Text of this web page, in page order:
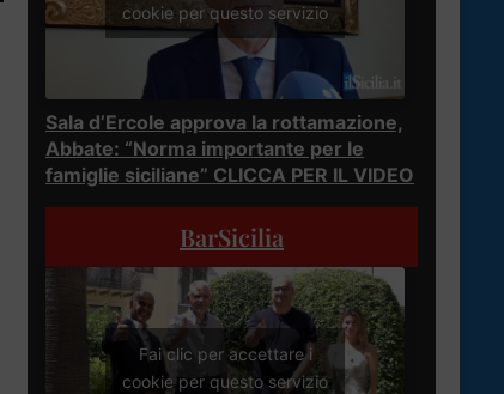
cookie per questo servizio
Sala d’Ercole approva la rottamazione,
Abbate: “Norma importante per le
famiglie siciliane” CLICCA PER IL VIDEO
BarSicilia
Fai clic per accettare i
cookie per questo servizio